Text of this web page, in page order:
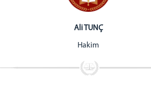
Ali TUNÇ
Hakim